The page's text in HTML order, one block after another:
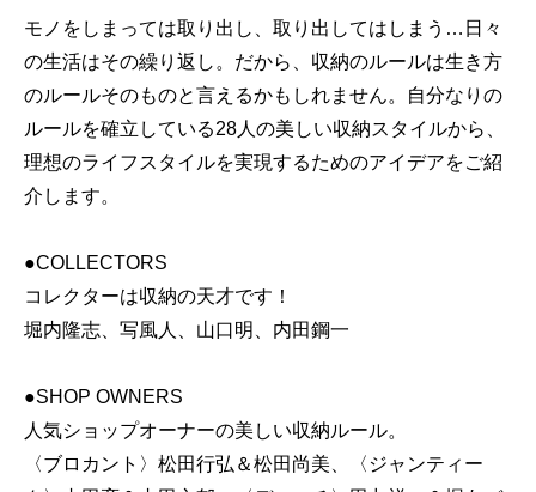
モノをしまっては取り出し、取り出してはしまう…日々
の生活はその繰り返し。だから、収納のルールは生き方
のルールそのものと言えるかもしれません。自分なりの
ルールを確立している28人の美しい収納スタイルから、
理想のライフスタイルを実現するためのアイデアをご紹
介します。
●COLLECTORS
コレクターは収納の天才です！
堀内隆志、写風人、山口明、内田鋼一
●SHOP OWNERS
人気ショップオーナーの美しい収納ルール。
〈ブロカント〉松田行弘＆松田尚美、〈ジャンティー